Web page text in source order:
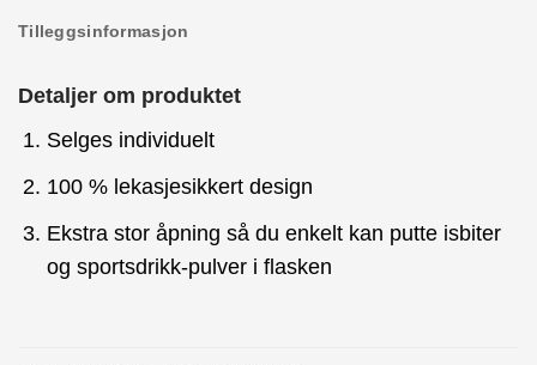
Tilleggsinformasjon
Detaljer om produktet
Selges individuelt
100 % lekasjesikkert design
Ekstra stor åpning så du enkelt kan putte isbiter
og sportsdrikk-pulver i flasken